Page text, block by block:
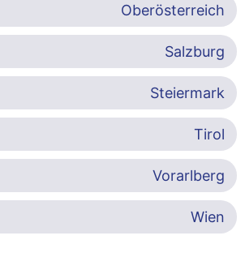
Oberösterreich
Salzburg
Steiermark
Tirol
Vorarlberg
Wien